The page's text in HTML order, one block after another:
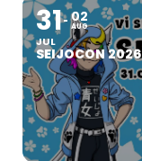
31
JUL
02
AUG
SEIJOCON 2026